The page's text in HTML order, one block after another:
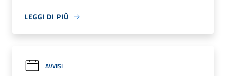
LEGGI DI PIÙ
AVVISI